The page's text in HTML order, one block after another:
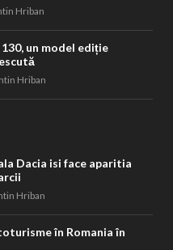
Hriban
un model ediție
Hriban
Dacia isi face aparitia
Hriban
în Romania în